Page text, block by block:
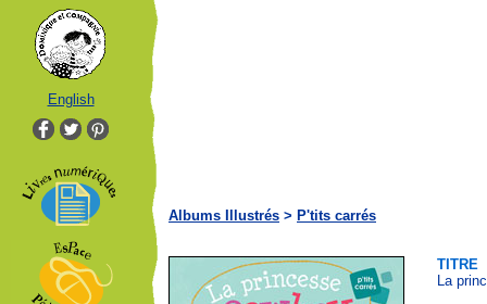
English
Albums Illustrés > P'tits carrés
TITRE
La